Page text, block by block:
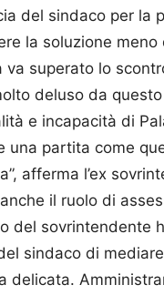
del sindaco per la
la soluzione meno
va superato lo
deluso da
e incapacità di
una partita come
afferma l’ex
il ruolo di
del sovrintendente
sindaco di
delicata.